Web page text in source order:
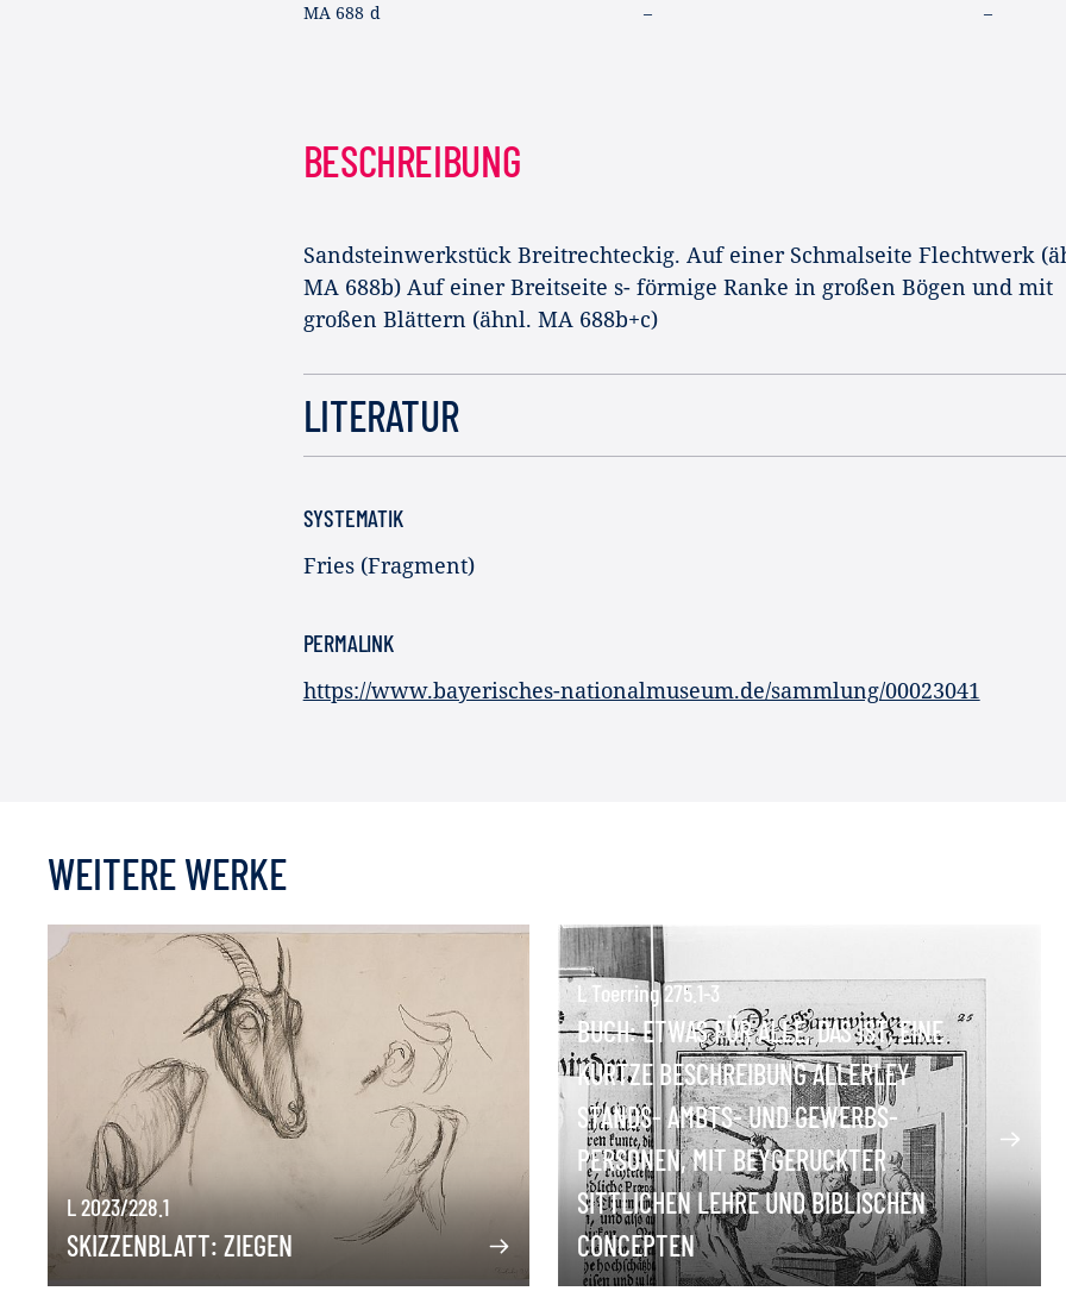
MA 688 d – –
BESCHREIBUNG
Sandsteinwerkstück Breitrechteckig. Auf einer Schmalseite Flechtwerk
MA 688b) Auf einer Breitseite s- förmige Ranke in großen Bögen und mit
großen Blättern (ähnl. MA 688b+c)
LITERATUR
SYSTEMATIK
Fries (Fragment)
PERMALINK
https://www.bayerisches-nationalmuseum.de/sammlung/00023041
WEITERE WERKE
L 2023/228.1
SKIZZENBLATT: ZIEGEN
L Toerring 275.1-3
BUCH: ETWAS FÜR ALLE, DAS IST, EINE
KURTZE BESCHREIBUNG ALLERLEY
STANDS- AMBTS- UND GEWERBS-
PERSONEN, MIT BEYGERUCKTER
SITTLICHEN LEHRE UND BIBLISCHEN
CONCEPTEN